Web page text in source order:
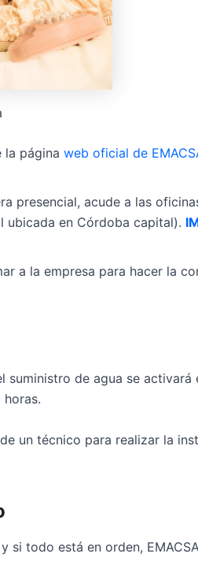
la página web oficial de
presencial, acude a las
ubicada en Córdoba capital).
a la empresa para hacer la
de agua se activará
horas.
un técnico para realizar la
si todo está en orden,